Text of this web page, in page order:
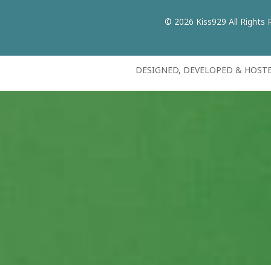
© 2026 Kiss929 All Rights
DESIGNED, DEVELOPED &